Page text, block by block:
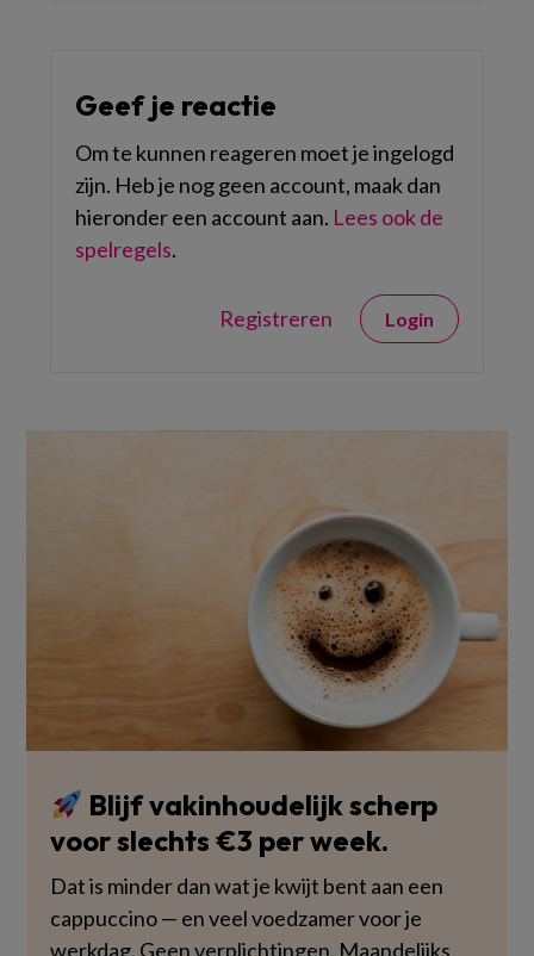
Geef je reactie
Om te kunnen reageren moet je ingelogd
zijn. Heb je nog geen account, maak dan
hieronder een account aan. Lees ook de
spelregels.
Registreren Login
Blijf vakinhoudelijk scherp
voor slechts €3 per week.
Dat is minder dan wat je kwijt bent aan een
cappuccino — en veel voedzamer voor je
werkdag. Geen verplichtingen. Maandelijks